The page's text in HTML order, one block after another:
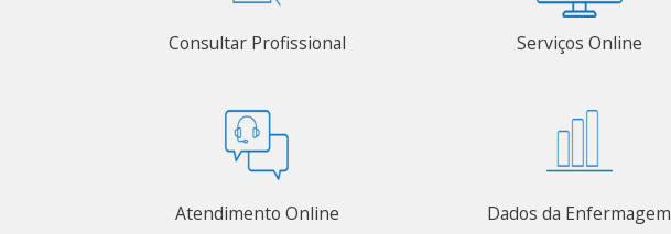
Consultar Profissional Serviços Online
Atendimento Online Dados da Enfermagem